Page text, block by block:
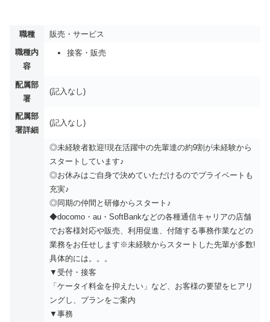
職種
販売・サービス
職種内
容
接客・販売
配属部
署
(記入なし)
配属部
署詳細
(記入なし)
◎未経験者歓迎!現在活躍中の先輩達の約9割が未経験から
スタートしています♪
◎お休みはご自身で決めていただけるのでプライベートも
充実♪
◎同期の仲間と研修からスタート♪
◆docomo・au・SoftBankなどの各種通信キャリアの店舗
でお客様対応や販売、利用促進、付随する事務作業などの
業務をお任せします※未経験からスタートした先輩が多数!
具体的には。。。
▼受付・接客
「ケータイ料金を抑えたい」など、お客様の要望をヒアリ
ングし、プランをご案内
▼事務